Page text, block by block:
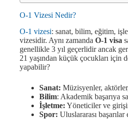
O-1 Vizesi Nedir?
O-1 vizesi: sanat, bilim, eğitim,
vizesidir. Aynı zamanda O-1 visa
genellikle 3 yıl geçerlidir ancak
21 yaşından küçük çocukları için
yapabilir?
Sanat: Müzisyenler,
Bilim: Akademik başarıya
İşletme: Yöneticiler ve
Spor: Uluslararası